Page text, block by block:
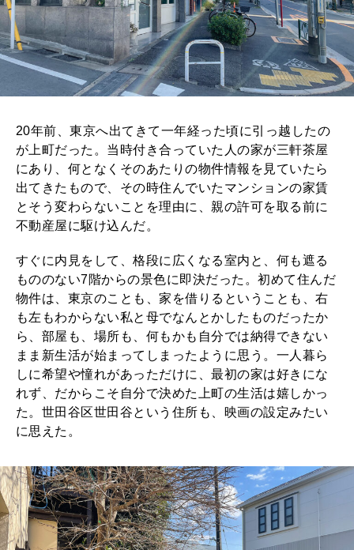
20年前、東京へ出てきて一年経った頃に引っ越したの
が上町だった。当時付き合っていた人の家が三軒茶屋
にあり、何となくそのあたりの物件情報を見ていたら
出てきたもので、その時住んでいたマンションの家賃
とそう変わらないことを理由に、親の許可を取る前に
不動産屋に駆け込んだ。
すぐに内見をして、格段に広くなる室内と、何も遮る
もののない7階からの景色に即決だった。初めて住んだ
物件は、東京のことも、家を借りるということも、右
も左もわからない私と母でなんとかしたものだったか
ら、部屋も、場所も、何もかも自分では納得できない
まま新生活が始まってしまったように思う。一人暮ら
しに希望や憧れがあっただけに、最初の家は好きにな
れず、だからこそ自分で決めた上町の生活は嬉しかっ
た。世田谷区世田谷という住所も、映画の設定みたい
に思えた。